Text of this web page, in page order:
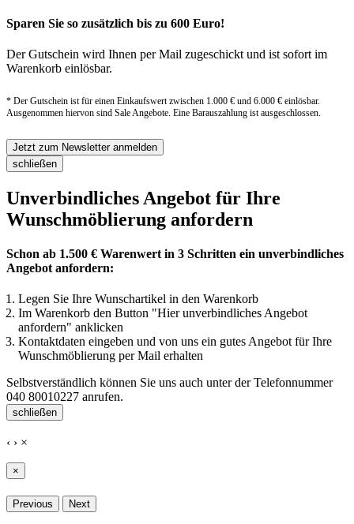
Sparen Sie so zusätzlich bis zu 600 Euro!
Der Gutschein wird Ihnen per Mail zugeschickt und ist sofort im
Warenkorb einlösbar.
* Der Gutschein ist für einen Einkaufswert zwischen 1.000 € und 6.000 € einlösbar.
Ausgenommen hiervon sind Sale Angebote. Eine Barauszahlung ist ausgeschlossen.
Jetzt zum Newsletter anmelden
schließen
Unverbindliches Angebot für Ihre
Wunschmöblierung anfordern
Schon ab 1.500 € Warenwert in 3 Schritten ein unverbindliches
Angebot anfordern:
Legen Sie Ihre Wunschartikel in den Warenkorb
Im Warenkorb den Button "Hier unverbindliches Angebot
anfordern" anklicken
Kontaktdaten eingeben und von uns ein gutes Angebot für Ihre
Wunschmöblierung per Mail erhalten
Selbstverständlich können Sie uns auch unter der Telefonnummer
040 80010227 anrufen.
schließen
‹ › ×
×
Previous Next